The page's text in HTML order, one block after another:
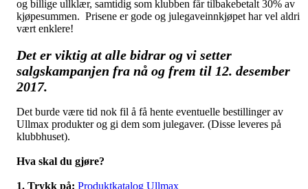
og billige ullklær, samtidig som klubben får tilbakebetalt 30% av
kjøpesummen. Prisene er gode og julegaveinnkjøpet har vel aldri
vært enklere!
Det er viktig at alle bidrar og vi setter
salgskampanjen fra nå og frem til 12. desember
2017.
Det burde være tid nok fil å få hente eventuelle bestillinger av
Ullmax produkter og gi dem som julegaver. (Disse leveres på
klubbhuset).
Hva skal du gjøre?
1. Trykk på: Produktkatalog Ullmax